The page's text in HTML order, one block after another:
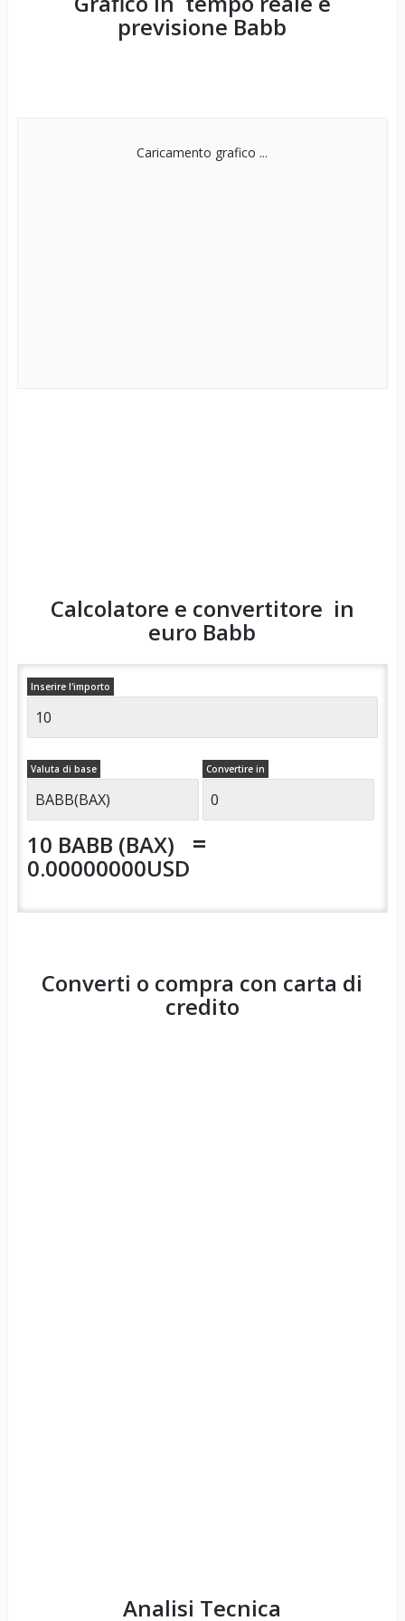
previsioneBabb
Caricamento grafico ...
Calcolatore e convertitore in
euro Babb
Inserire l'importo
Valuta di base Convertire in
10 BABB (BAX) =
0.00000000USD
Converti o compra con carta di
credito
Analisi Tecnica